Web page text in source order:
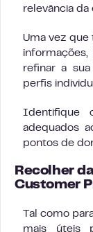
relevância da
Uma vez que
informações,
refinar a
perfis
Identifique
adequados
pontos de
Recolher
Customer
Tal como
mais úteis